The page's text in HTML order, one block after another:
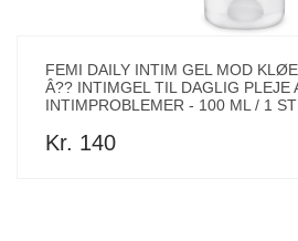
FEMI DAILY INTIM GEL MOD
Â?? INTIMGEL TIL DAGLIG PLEJE
INTIMPROBLEMER - 100 ML / 1
Kr. 140